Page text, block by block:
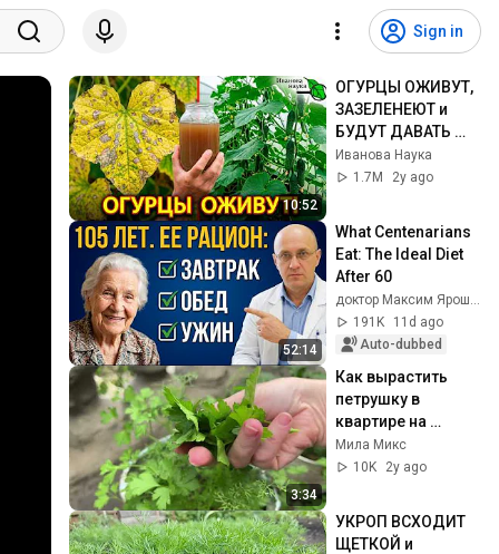
Sign in
10:52
ОГУРЦЫ ОЖИВУТ,
ЗАЗЕЛЕНЕЮТ и
БУДУТ ДАВАТЬ
УРОЖАЙ БЕЗ
ОСТАНОВКИ!
Иванова Наука
1.7M
2y ago
52:14
What Centenarians
Eat: The Ideal Diet
After 60
доктор Максим Ярошевич - Код Долгой Жизни
191K
11d ago
Auto-dubbed
3:34
Как вырастить
петрушку в
квартире на
подоконнике/
Петрушка на окне
Мила Микс
10K
2y ago
УКРОП ВСХОДИТ
ЩЕТКОЙ и